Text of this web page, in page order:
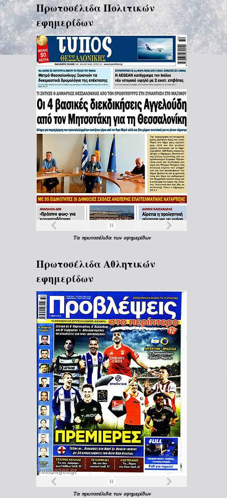
Πρωτοσέλιδα Πολιτικών
εφημερίδων
Τα πρωτοσέλιδα των εφημερίδων
Πρωτοσέλιδα Aθλητικών
εφημερίδων
Τα πρωτοσέλιδα των εφημερίδων